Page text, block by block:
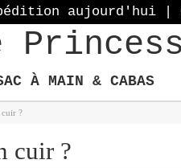
À MAIN & CABAS
cuir ?
cuir ?
aujourd'hui |